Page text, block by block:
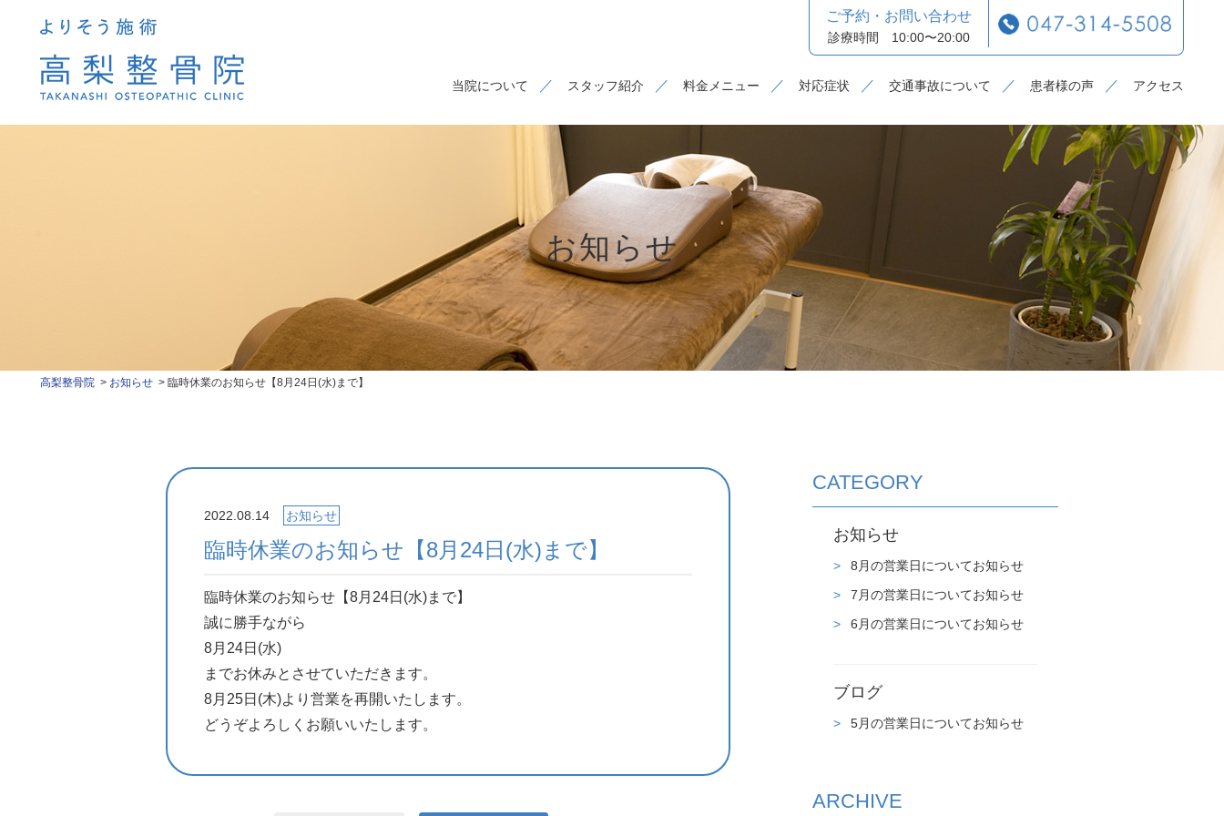
ご予約・お問い合わせ
診療時間 10:00〜20:00
当院について スタッフ紹介 料金メニュー 対応症状 交通事故について 患者様の声 アクセス
お知らせ
高梨整骨院 お知らせ 臨時休業のお知らせ【8月24日(水)まで】
2022.08.14 お知らせ
臨時休業のお知らせ【8月24日(水)まで】
臨時休業のお知らせ【8月24日(水)まで】
誠に勝手ながら
8月24日(水)
までお休みとさせていただきます。
8月25日(木)より営業を再開いたします。
どうぞよろしくお願いいたします。
CATEGORY
お知らせ
8月の営業日についてお知らせ
7月の営業日についてお知らせ
6月の営業日についてお知らせ
ブログ
5月の営業日についてお知らせ
ARCHIVE